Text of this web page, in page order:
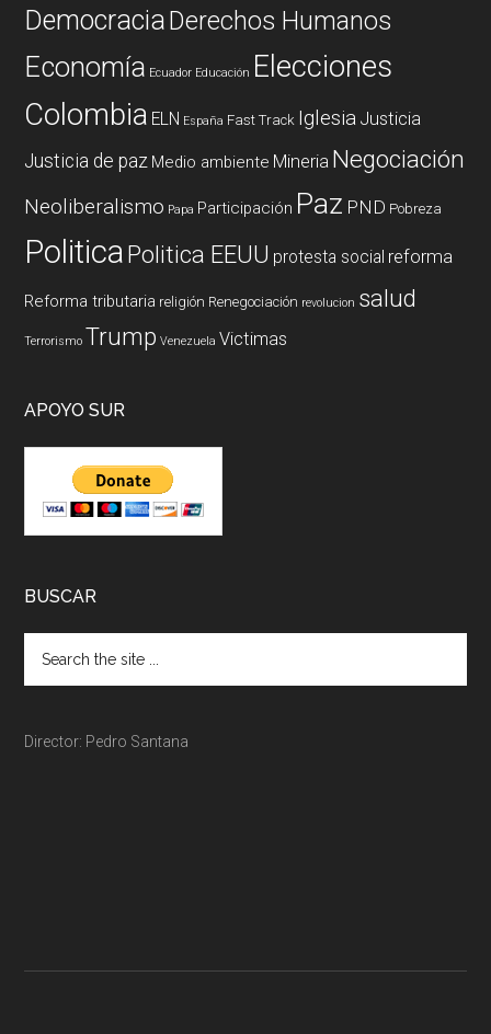
DemocraciaDerechos Humanos
Economía Ecuador Educación Elecciones
Colombia ELN España Fast Track Iglesia Justicia
Justicia de paz Medio ambiente Mineria Negociación
Neoliberalismo Papa Participación Paz PND Pobreza
PoliticaPolitica EEUU protesta social reforma
Reforma tributaria religión Renegociación revolucion salud
Terrorismo Trump Venezuela Victimas
APOYO SUR
BUSCAR
Director: Pedro Santana